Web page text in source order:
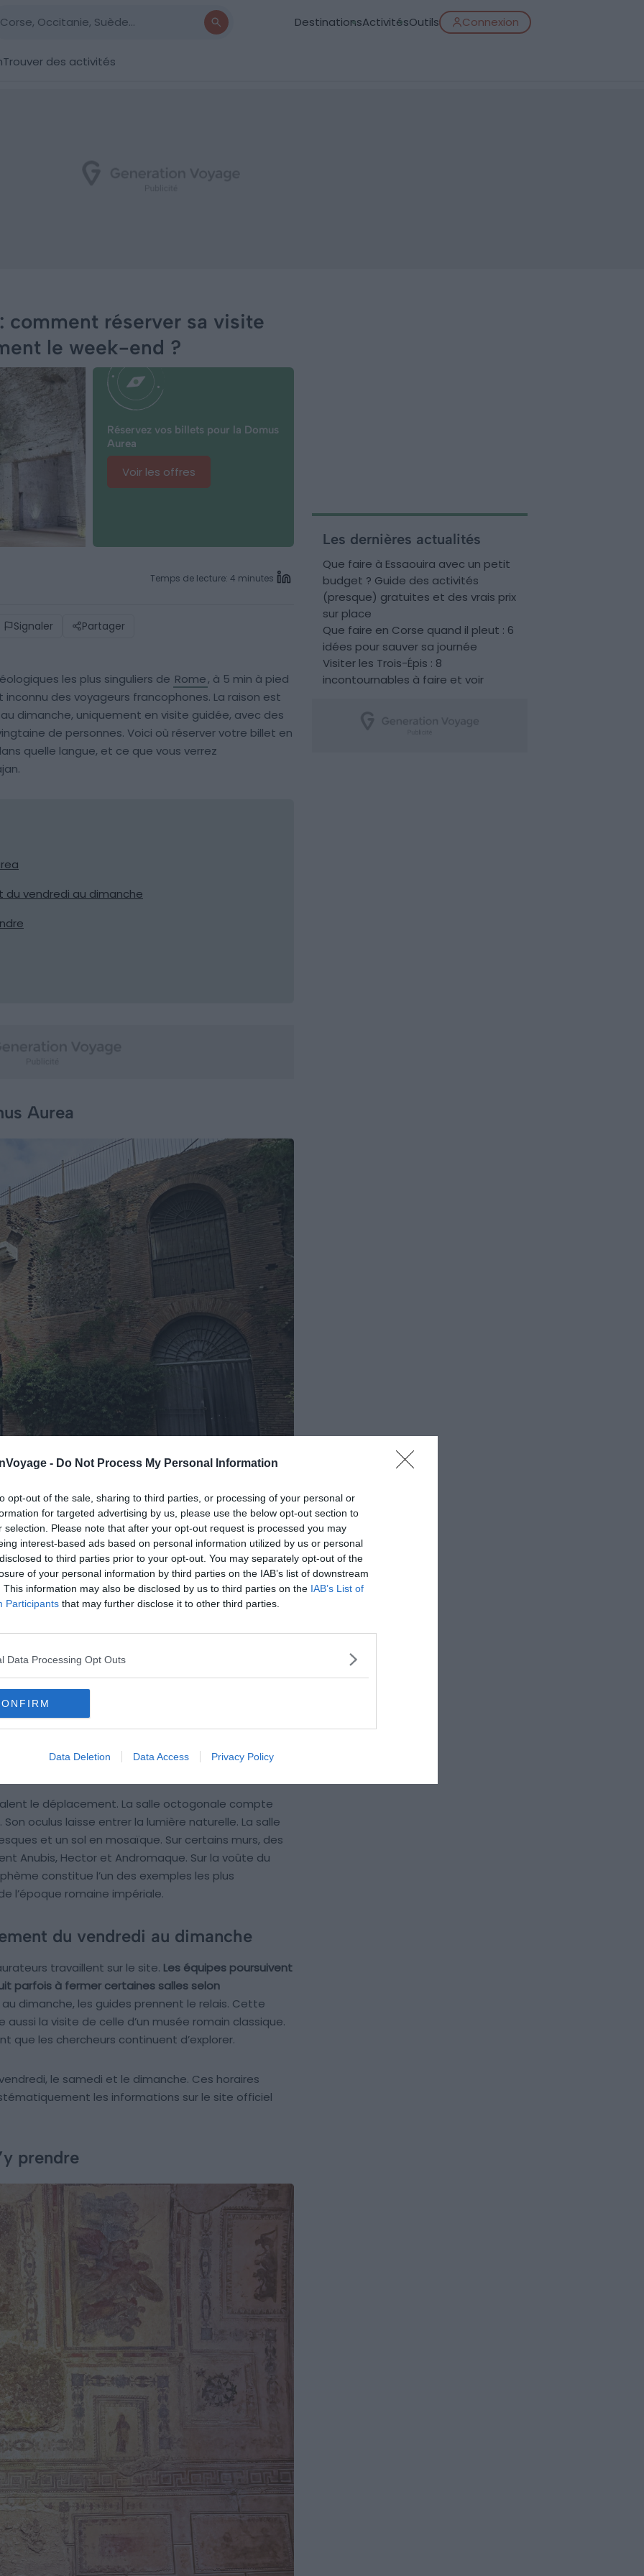
- Do Not Process My Personal Information
opt-out of the sale, sharing to third parties, or processing of your personal or
for targeted advertising by us, please use the below opt-out section to
selection. Please note that after your opt-out request is processed you may
interest-based ads based on personal information utilized by us or personal
to third parties prior to your opt-out. You may separately opt-out of the
of your personal information by third parties on the IAB’s list of downstream
This information may also be disclosed by us to third parties on the IAB’s List of
Participants that may further disclose it to other third parties.
Data Processing Opt Outs
Data Deletion Data Access Privacy Policy
DestinationsActivitésOutils Connexion
Trouver des activités
comment réserver sa visite
le week-end ?
Réservez vos billets pour la Domus
Aurea
Voir les offres
Temps de lecture: 4 minutes
Signaler Partager
les plus singuliers de Rome, à 5 min à pied
des voyageurs francophones. La raison est
dimanche, uniquement en visite guidée, avec des
de personnes. Voici où réserver votre billet en
quelle langue, et ce que vous verrez
du vendredi au dimanche
Aurea
Crédit photo : Wikimédia – Mister No
de Rome en 64 après J.-C., sur un vaste
de l’Esquilin. Les sources antiques évoquent une
précisent que ce chiffre inclut des espaces
pas une surface architecturale nette. Depuis 1998,
la lecture du plan d’ensemble. Le nombre de
donnée provisoire.
à coucher, aucune cuisine ni aucune latrine.
sérieuse, mais encore débattue : la Maison dorée
Aujourd’hui, vous visitez les galeries
un palais reconstitué.
le déplacement. La salle octogonale compte
oculus laisse entrer la lumière naturelle. La salle
et un sol en mosaïque. Sur certains murs, des
Anubis, Hector et Andromaque. Sur la voûte du
constitue l’un des exemples les plus
l’époque romaine impériale.
du vendredi au dimanche
travaillent sur le site. Les équipes poursuivent
parfois à fermer certaines salles selon
au dimanche, les guides prennent le relais. Cette
la visite de celle d’un musée romain classique.
que les chercheurs continuent d’explorer.
le samedi et le dimanche. Ces horaires
les informations sur le site officiel
prendre
Les dernières actualités
Que faire à Essaouira avec un petit
budget ? Guide des activités
(presque) gratuites et des vrais prix
sur place
Que faire en Corse quand il pleut : 6
idées pour sauver sa journée
Visiter les Trois-Épis : 8
incontournables à faire et voir